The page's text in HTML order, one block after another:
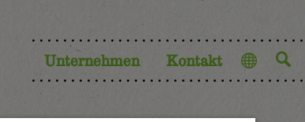
Unternehmen Kontakt Sprache